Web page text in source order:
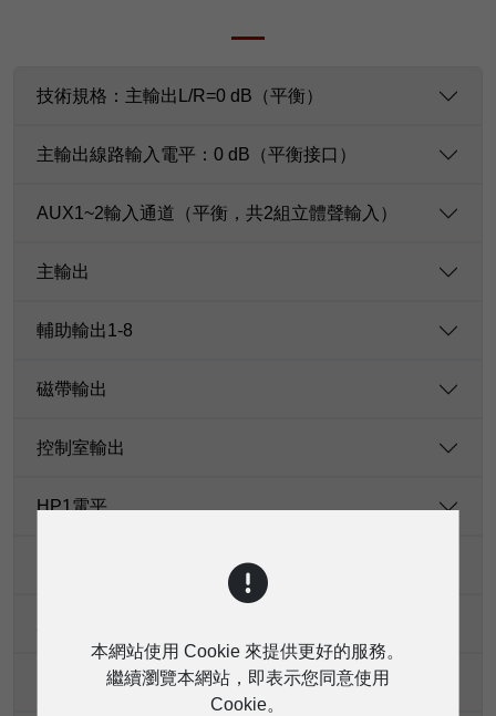
技術規格：主輸出L/R=0 dB（平衡）
主輸出線路輸入電平：0 dB（平衡接口）
AUX1~2輸入通道（平衡，共2組立體聲輸入）
主輸出
輔助輸出1-8
磁帶輸出
控制室輸出
HP1電平
本網站使用 Cookie 來提供更好的服務。
繼續瀏覽本網站，即表示您同意使用
Cookie。